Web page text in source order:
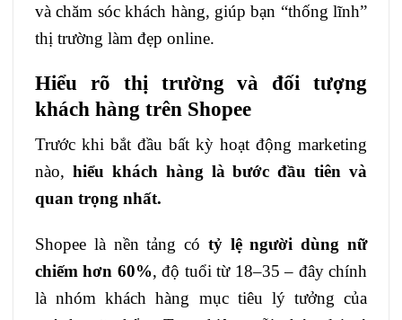
và chăm sóc khách hàng, giúp bạn “thống lĩnh”
thị trường làm đẹp online.
Hiểu rõ thị trường và đối tượng
khách hàng trên Shopee
Trước khi bắt đầu bất kỳ hoạt động marketing
nào, hiểu khách hàng là bước đầu tiên và
quan trọng nhất.
Shopee là nền tảng có tỷ lệ người dùng nữ
chiếm hơn 60%, độ tuổi từ 18–35 – đây chính
là nhóm khách hàng mục tiêu lý tưởng của